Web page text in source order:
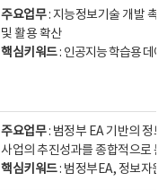
주요업무: 지능정보기술 개발 촉
및 활용 확산
핵심키워드: 인공지능 학습용 데
주요업무: 범정부 EA 기반의 정
사업의 추진성과를 종합적으로
핵심키워드: 범정부EA, 정보자